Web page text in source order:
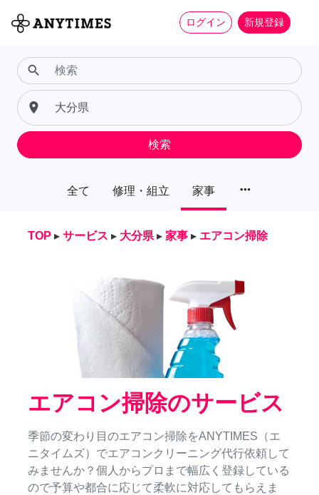
ログイン 新規登録
全て 修理・組立 家事 more_horiz
search
place
検索
TOP ▸ サービス ▸ 大分県 ▸ 家事 ▸ エアコン掃除
エアコン掃除のサービス
季節の変わり目のエアコン掃除をANYTIMES（エ
ニタイムズ）でエアコンクリーニング代行依頼して
みませんか？個人からプロまで幅広く登録している
ので予算や都合に応じて柔軟に対応してもらえま